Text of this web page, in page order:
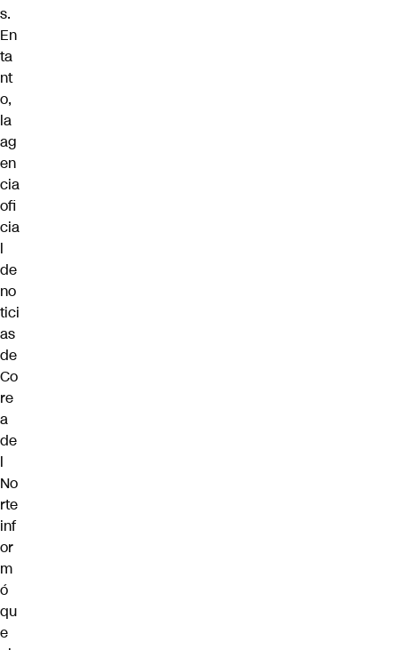
s.
En
ta
nt
o,
la
ag
en
cia
ofi
cia
l
de
no
tici
as
de
Co
re
a
de
l
No
rte
inf
or
m
ó
qu
e